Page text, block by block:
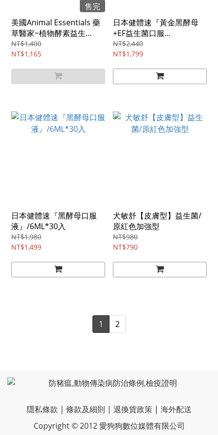
售完
美國Animal Essentials 藥
草醫家~植物酵素益生
菌/100G
NT$1,400
NT$1,165
日本健體速『黃金黑酵母
+EF益生菌口服
液』/6ML*30入
NT$2,440
NT$1,799
日本健體速『黑酵母口服
液』/6ML*30入
NT$1,980
NT$1,499
犬敏舒【皮膚型】益生菌/
原紅色加強型
NT$980
NT$790
1 2
隱私條款 | 條款及細則 | 退換貨政策 | 海外配送
Copyright © 2012 愛狗狗數位媒體有限公司